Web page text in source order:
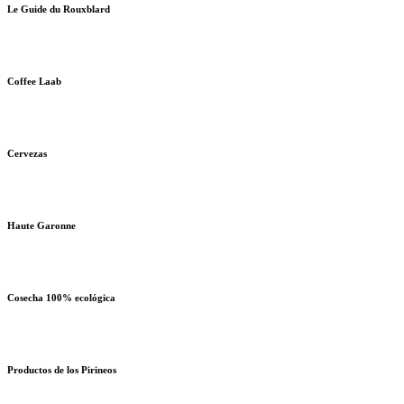
Le Guide du Rouxblard
Coffee Laab
Cervezas
Haute Garonne
Cosecha 100% ecológica
Productos de los Pirineos